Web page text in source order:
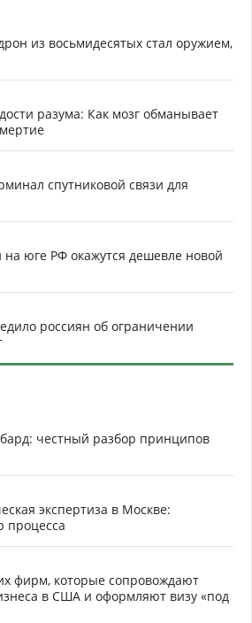
из восьмидесятых стал оружием,
разума: Как мозг обманывает
спутниковой связи для
на юге РФ окажутся дешевле новой
россиян об ограничении
честный разбор принципов
экспертиза в Москве:
процесса
фирм, которые сопровождают
в США и оформляют визу «под